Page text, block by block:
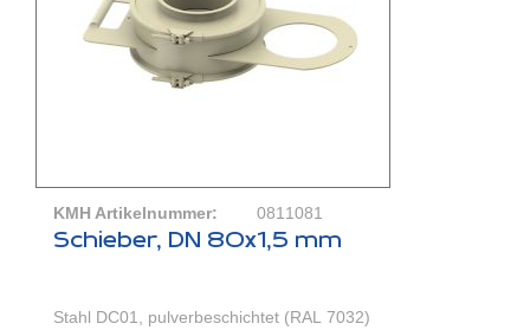
KMH Artikelnummer: 0811081
Schieber, DN 80x1,5 mm
Stahl DC01, pulverbeschichtet (RAL 7032)